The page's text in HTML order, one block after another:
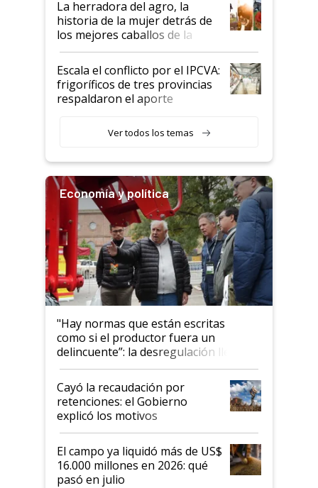
La herradora del agro, la
historia de la mujer detrás de
los mejores caballos de la
Argentina y los mitos que
todavía hacen sufrir a estos
animales: "Mientras me
descalificaban, yo seguí
haciendo currículum"
Escala el conflicto por el IPCVA:
frigoríficos de tres provincias
respaldaron el aporte
Ver todos los temas
Economía y política
"Hay normas que están escritas
como si el productor fuera un
delincuente”: la desregulación llegó
al Congreso Aapresid y hasta se
habló del financiamiento al IPCVA
Cayó la recaudación por
retenciones: el Gobierno
explicó los motivos
El campo ya liquidó más de US$
16.000 millones en 2026: qué
pasó en julio